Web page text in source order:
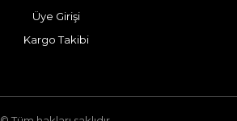
Üye Girişi
Kargo Takibi